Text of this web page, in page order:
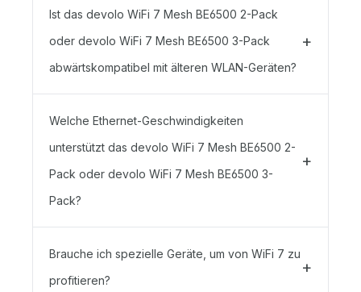
Ist das devolo WiFi 7 Mesh BE6500 2-Pack
oder devolo WiFi 7 Mesh BE6500 3-Pack
abwärtskompatibel mit älteren WLAN-Geräten?
Welche Ethernet-Geschwindigkeiten
unterstützt das devolo WiFi 7 Mesh BE6500 2-
Pack oder devolo WiFi 7 Mesh BE6500 3-
Pack?
Brauche ich spezielle Geräte, um von WiFi 7 zu
profitieren?